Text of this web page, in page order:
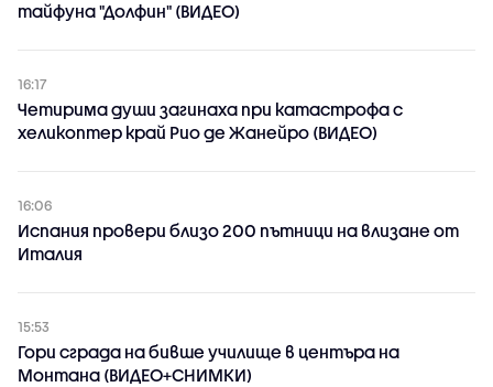
тайфуна "Долфин" (ВИДЕО)
16:17
Четирима души загинаха при катастрофа с
хеликоптер край Рио де Жанейро (ВИДЕО)
16:06
Испания провери близо 200 пътници на влизане от
Италия
15:53
Гори сграда на бивше училище в центъра на
Монтана (ВИДЕО+СНИМКИ)